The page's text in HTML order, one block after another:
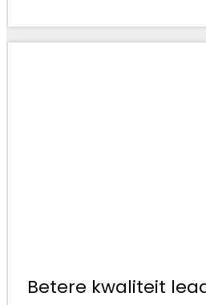
Betere kwaliteit